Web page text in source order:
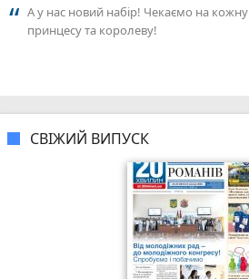
А у нас новий набір! Чекаємо на кожну
принцесу та королеву!
СВІЖИЙ ВИПУСК